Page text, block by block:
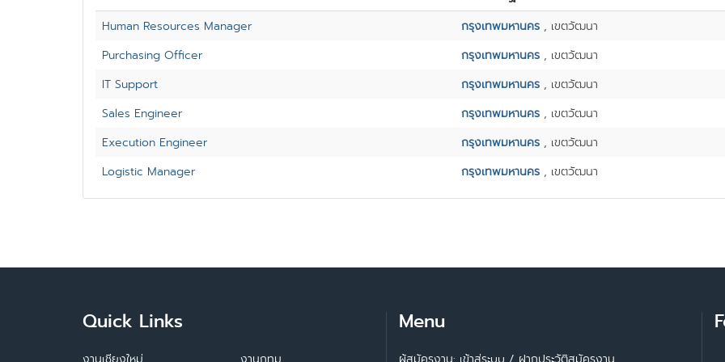
Human Resources Manager กรุงเทพมหานคร , เขตวัฒนา
Purchasing Officer
กรุงเทพมหานคร , เขตวัฒนา
IT Support
กรุงเทพมหานคร , เขตวัฒนา
Sales Engineer
กรุงเทพมหานคร , เขตวัฒนา
Execution Engineer
กรุงเทพมหานคร , เขตวัฒนา
Logistic Manager
กรุงเทพมหานคร , เขตวัฒนา
Quick Links
งานเชียงใหม่ งานกทม
Menu
ผู้สมัครงาน: เข้าสู่ระบบ / ฝากประวัติสมัครงาน